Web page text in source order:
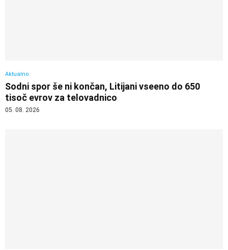
Aktualno
Sodni spor še ni končan, Litijani vseeno do 650
tisoč evrov za telovadnico
05. 08. 2026